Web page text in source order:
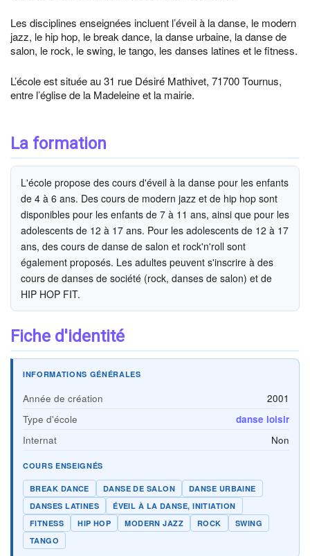
Les disciplines enseignées incluent l’éveil à la danse, le modern
jazz, le hip hop, le break dance, la danse urbaine, la danse de
salon, le rock, le swing, le tango, les danses latines et le fitness.
L’école est située au 31 rue Désiré Mathivet, 71700 Tournus,
entre l’église de la Madeleine et la mairie.
La formation
L'école propose des cours d'éveil à la danse pour les enfants
de 4 à 6 ans. Des cours de modern jazz et de hip hop sont
disponibles pour les enfants de 7 à 11 ans, ainsi que pour les
adolescents de 12 à 17 ans. Pour les adolescents de 12 à 17
ans, des cours de danse de salon et rock'n'roll sont
également proposés. Les adultes peuvent s'inscrire à des
cours de danses de société (rock, danses de salon) et de
HIP HOP FIT.
Fiche d'identité
INFORMATIONS GÉNÉRALES
Année de création
2001
Type d'école
danse loisir
Internat
Non
COURS ENSEIGNÉS
BREAK DANCE DANSE DE SALON
DANSE URBAINE
DANSES LATINES
ÉVEIL À LA DANSE, INITIATION
FITNESS
HIP HOP MODERN JAZZ ROCK
SWING
TANGO